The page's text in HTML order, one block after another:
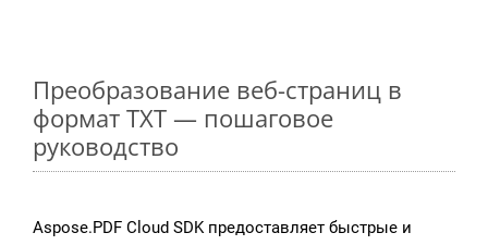
Преобразование веб-страниц в
формат TXT — пошаговое
руководство
Aspose.PDF Cloud SDK предоставляет быстрые и